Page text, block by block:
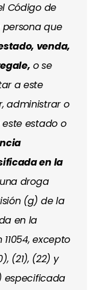
Código de
persona que
venda,
o se
a este
administrar o
estado o
en la
droga
(g) de la
en la
excepto
(21), (22) y
especificada